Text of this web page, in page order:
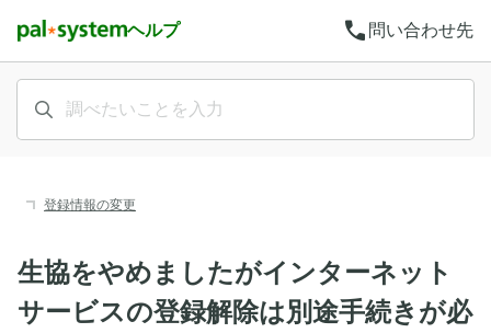
ヘルプ call 問い合わせ先
登録情報の変更
生協をやめましたがインターネット
サービスの登録解除は別途手続きが必